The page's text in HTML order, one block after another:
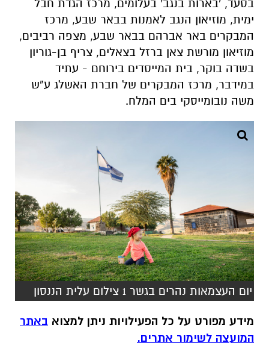
בסעד, 'בארות בנגב' בעלומים, מרכז הגדת חבל
ימית, מוזיאון הנגב לאמנות בבאר שבע, מרכז
המבקרים באר אברהם בבאר שבע, מצפה רביבים,
מוזיאון מורשת צאן ברזל בצאלים, צריף בן-גוריון
בשדה בוקר, בית המייסדים בירוחם - עתיד
במידבר, מרכז המבקרים של חברת האשלג ע”ש
משה נובומייסקי בים המלח.
יום העצמאות נהרים בגשר 1 צילום עלית הננסון
מידע מפורט על כל הפעילויות ניתן למצוא באתר
המועצה לשימור אתרים.